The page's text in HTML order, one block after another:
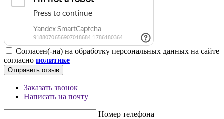
Согласен(-на) на обработку персональных данных на сайте
согласно политике
Отправить отзыв
Заказать звонок
Написать на почту
Номер телефона